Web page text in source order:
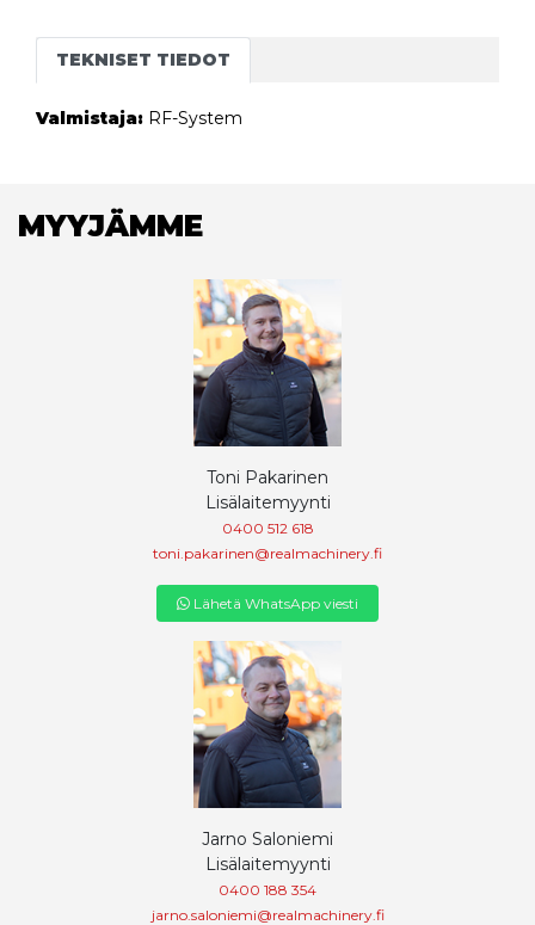
TEKNISET TIEDOT
Valmistaja: RF-System
MYYJÄMME
Toni Pakarinen
Lisälaitemyynti
0400 512 618
toni.pakarinen@realmachinery.fi
Lähetä WhatsApp viesti
Jarno Saloniemi
Lisälaitemyynti
0400 188 354
jarno.saloniemi@realmachinery.fi